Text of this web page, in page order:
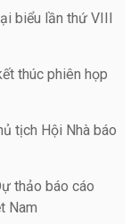
biểu lần thứ VIII
thúc phiên họp
tịch Hội Nhà báo
thảo báo cáo
Nam